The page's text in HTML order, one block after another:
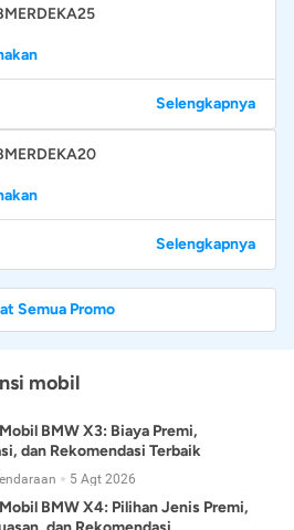
Selengkapnya
Selengkapnya
Semua Promo
mobil
BMW X3: Biaya Premi,
dan Rekomendasi Terbaik
5 Agt 2026
BMW X4: Pilihan Jenis Premi,